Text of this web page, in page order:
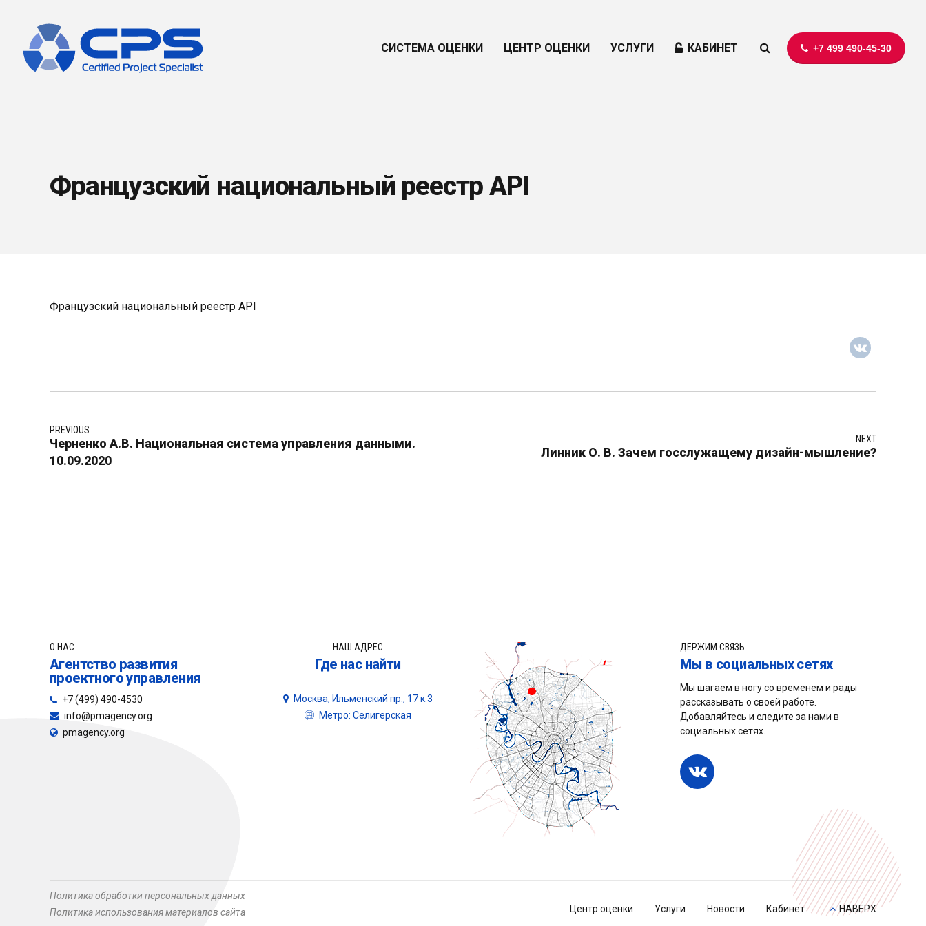
КАБИНЕТ +7 499 490-45-30
СИСТЕМА ОЦЕНКИ ЦЕНТР ОЦЕНКИ УСЛУГИ
Французский национальный реестр API
Французский национальный реестр API
PREVIOUS
Черненко А.В. Национальная система управления данными.
10.09.2020
NEXT
Линник О. В. Зачем госслужащему дизайн-мышление?
О НАС
Агентство развития
проектного управления
+7 (499) 490-4530
info@pmagency.org
pmagency.org
НАШ АДРЕС
Где нас найти
Москва, Ильменский пр., 17 к.3
Метро: Селигерская
ДЕРЖИМ СВЯЗЬ
Мы в социальных сетях
Мы шагаем в ногу со временем и рады
рассказывать о своей работе.
Добавляйтесь и следите за нами в
социальных сетях.
Политика обработки персональных данных
Политика использования материалов сайта
Центр оценки Услуги Новости Кабинет НАВЕРХ